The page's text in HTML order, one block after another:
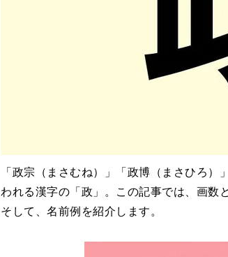
「政宗（まさむね）」「政博（まさひろ
われる漢字の「政」。この記事では、画数
そして、名前例を紹介します。